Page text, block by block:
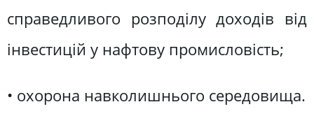
справедливого розподілу доходів від
інвестицій у нафтову промисловість;
• охорона навколишнього середовища.